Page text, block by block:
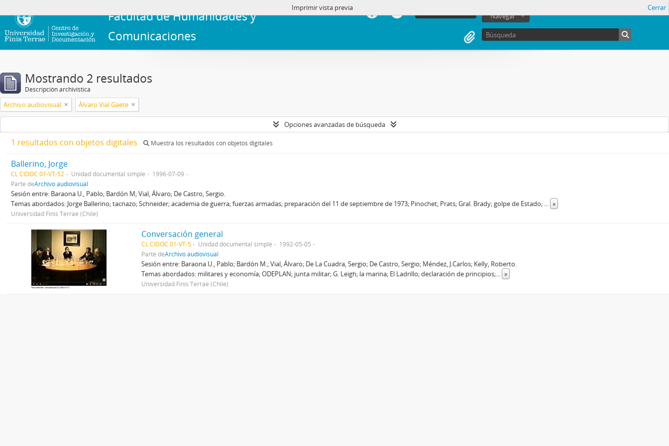
Facultad de Humanidades y
Comunicaciones
Navegar
Imprimir vista previa Cerrar
Mostrando 2 resultados
Descripción archivística
Archivo audiovisual Álvaro Vial Gaete
Opciones avanzadas de búsqueda
1 resultados con objetos digitales Muestra los resultados con objetos digitales
Ballerino, Jorge
CL CIDOC 01-VT-52 Unidad documental simple
1996-07-09
Parte deArchivo audiovisual
Sesión entre: Baraona U., Pablo; Bardón M; Vial, Álvaro; De Castro, Sergio.
Temas abordados: Jorge Ballerino; tacnazo; Schneider; academia de guerra; fuerzas armadas; preparación del 11 de septiembre de 1973; Pinochet; Prats; Gral. Brady; golpe de Estado; ... »
Universidad Finis Terrae (Chile)
Conversación general
CL CIDOC 01-VT-5 Unidad documental simple
1992-05-05
Parte deArchivo audiovisual
Sesión entre: Baraona U., Pablo; Bardón M.; Vial, Álvaro; De La Cuadra, Sergio; De Castro, Sergio; Méndez, J.Carlos; Kelly, Roberto.
Temas abordados: militares y economía; ODEPLAN; junta militar; G. Leigh; la marina; El Ladrillo; declaración de principios;... »
Universidad Finis Terrae (Chile)